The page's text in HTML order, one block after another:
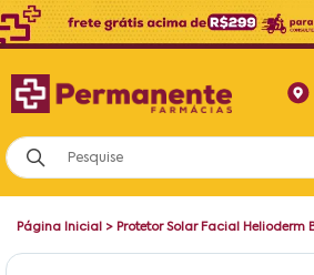
Página Inicial > Protetor Solar Facial Helioderm